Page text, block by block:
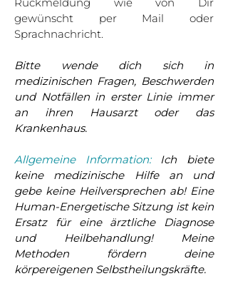
gewünscht per Mail oder
Sprachnachricht.
Bitte wende dich sich in
medizinischen Fragen, Beschwerden
und Notfällen in erster Linie immer
an ihren Hausarzt oder das
Krankenhaus.
Allgemeine Information:Ich biete
keine medizinische Hilfe an und
gebe keine Heilversprechen ab! Eine
Human-Energetische Sitzung ist kein
Ersatz für eine ärztliche Diagnose
und Heilbehandlung! Meine
Methoden fördern deine
körpereigenen Selbstheilungskräfte.